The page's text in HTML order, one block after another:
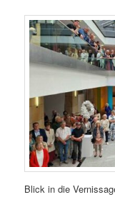
Blick in die